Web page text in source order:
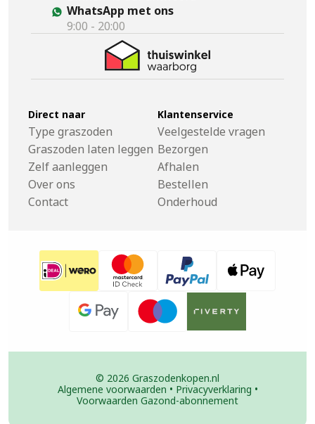
WhatsApp met ons
9:00 - 20:00
Direct naar
Type graszoden
Graszoden laten leggen
Zelf aanleggen
Over ons
Contact
Klantenservice
Veelgestelde vragen
Bezorgen
Afhalen
Bestellen
Onderhoud
© 2026 Graszodenkopen.nl
Algemene voorwaarden • Privacyverklaring •
Voorwaarden Gazond-abonnement